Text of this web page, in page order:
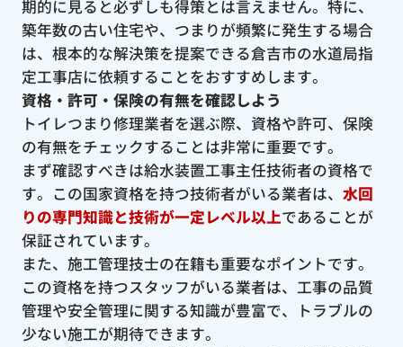
期的に見ると必ずしも得策とは言えません。特に、
築年数の古い住宅や、つまりが頻繁に発生する場合
は、根本的な解決策を提案できる倉吉市の水道局指
定工事店に依頼することをおすすめします。
資格・許可・保険の有無を確認しよう
トイレつまり修理業者を選ぶ際、資格や許可、保険
の有無をチェックすることは非常に重要です。
まず確認すべきは給水装置工事主任技術者の資格で
す。この国家資格を持つ技術者がいる業者は、 水回
りの専門知識と技術が一定レベル以上であることが
保証されています。
また、施工管理技士の在籍も重要なポイントです。
この資格を持つスタッフがいる業者は、工事の品質
管理や安全管理に関する知識が豊富で、トラブルの
少ない施工が期待できます。